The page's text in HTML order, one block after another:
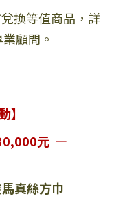
換等值商品，詳
顧問。
】
元 —
真絲方巾